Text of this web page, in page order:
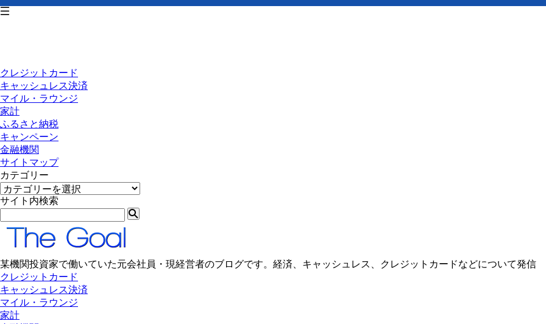
クレジットカード
キャッシュレス決済
マイル・ラウンジ
家計
ふるさと納税
キャンペーン
金融機関
サイトマップ
カテゴリー
カ
テ
リ
サイト内検索
某機関投資家で働いていた元会社員・現経営者のブログです。経済、キャッシュレス、クレジットカードなどについて発信
クレジットカード
キャッシュレス決済
マイル・ラウンジ
家計